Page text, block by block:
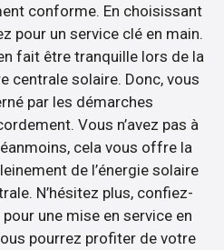
conforme. En choisissant
pour un service clé en main.
fait être tranquille lors de la
centrale solaire. Donc, vous
par les démarches
Vous n’avez pas à
cela vous offre la
de l’énergie solaire
N’hésitez plus, confiez-
une mise en service en
pourrez profiter de votre